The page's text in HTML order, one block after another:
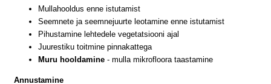
Mullahooldus enne istutamist
Seemnete ja seemnejuurte leotamine enne istutamist
Pihustamine lehtedele vegetatsiooni ajal
Juurestiku toitmine pinnakattega
Muru hooldamine - mulla mikrofloora taastamine
Annustamine